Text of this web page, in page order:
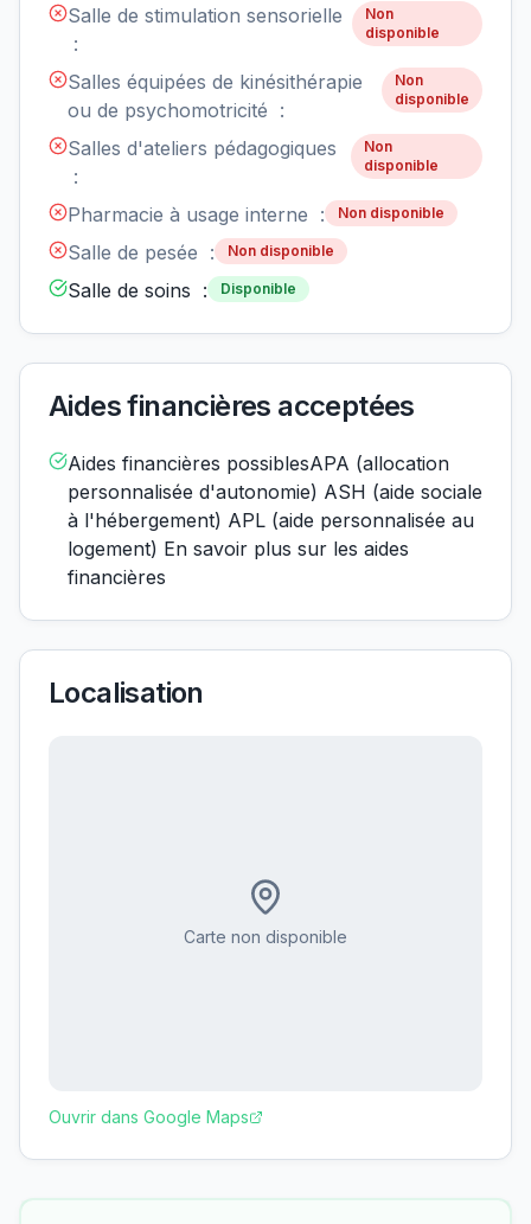
Salle de stimulation sensorielle
:
Non
disponible
Salles équipées de kinésithérapie
ou de psychomotricité :
Non
disponible
Salles d'ateliers pédagogiques
:
Non
disponible
Pharmacie à usage interne : Non disponible
Salle de pesée : Non disponible
Salle de soins : Disponible
Aides financières acceptées
Aides financières possiblesAPA (allocation
personnalisée d'autonomie) ASH (aide sociale
à l'hébergement) APL (aide personnalisée au
logement) En savoir plus sur les aides
financières
Localisation
Carte non disponible
Ouvrir dans Google Maps